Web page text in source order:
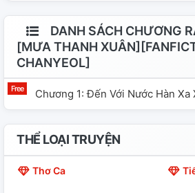
DANH SÁCH CHƯƠNG
[MƯA THANH
CHANYEOL]
Chương 1: Đến Với Nước Hàn Xa
THỂ LOẠI TRUYỆN
Thơ Ca